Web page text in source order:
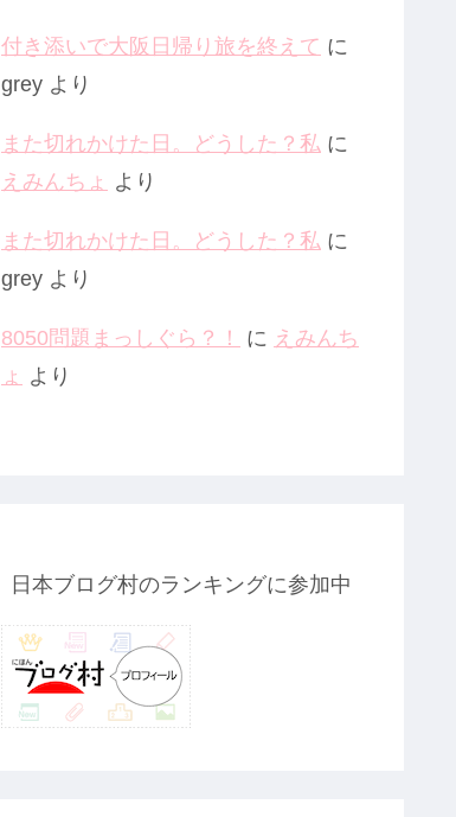
付き添いで大阪日帰り旅を終えて に
grey より
また切れかけた日。どうした？私 に
えみんちょ より
また切れかけた日。どうした？私 に
grey より
8050問題まっしぐら？！ に えみんち
ょ より
日本ブログ村のランキングに参加中